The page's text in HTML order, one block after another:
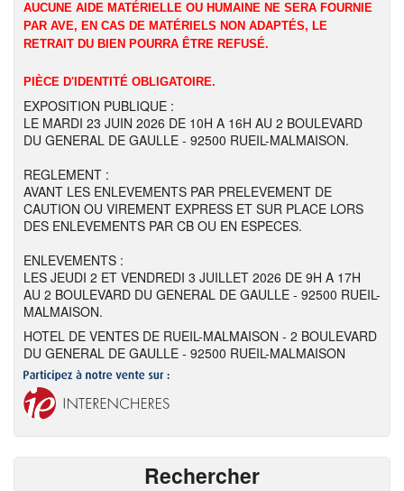
AUCUNE AIDE MATÉRIELLE OU HUMAINE NE SERA FOURNIE
PAR AVE, EN CAS DE MATÉRIELS NON ADAPTÉS, LE
RETRAIT DU BIEN POURRA ÊTRE REFUSÉ.
PIÈCE D'IDENTITÉ OBLIGATOIRE.
EXPOSITION PUBLIQUE :
LE MARDI 23 JUIN 2026 DE 10H A 16H AU 2 BOULEVARD
DU GENERAL DE GAULLE - 92500 RUEIL-MALMAISON.
REGLEMENT :
AVANT LES ENLEVEMENTS PAR PRELEVEMENT DE
CAUTION OU VIREMENT EXPRESS ET SUR PLACE LORS
DES ENLEVEMENTS PAR CB OU EN ESPECES.
ENLEVEMENTS :
LES JEUDI 2 ET VENDREDI 3 JUILLET 2026 DE 9H A 17H
AU 2 BOULEVARD DU GENERAL DE GAULLE - 92500 RUEIL-
MALMAISON.
HOTEL DE VENTES DE RUEIL-MALMAISON - 2 BOULEVARD
DU GENERAL DE GAULLE - 92500 RUEIL-MALMAISON
Rechercher